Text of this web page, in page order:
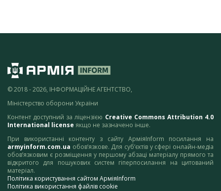
© 2018 - 2026, ІНФОРМАЦІЙНЕ АГЕНТСТВО,
Міністерство оборони України
Контент доступний за ліцензією Creative Commons Attribution 4.0
International license якщо не зазначено інше.
При використанні контенту з сайту АрміяInform посилання на
armyinform.com.ua обов’язкове. Для суб’єктів у сфері онлайн-медіа
обов’язковим є розміщення у першому абзаці матеріалу прямого та
відкритого для пошукових систем гіперпосилання на цитований
матеріал.
Політика користування сайтом АрміяInform
Політика використання файлів cookie